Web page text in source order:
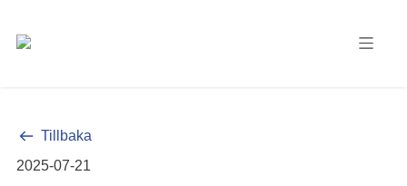
Tillbaka
2025-07-21